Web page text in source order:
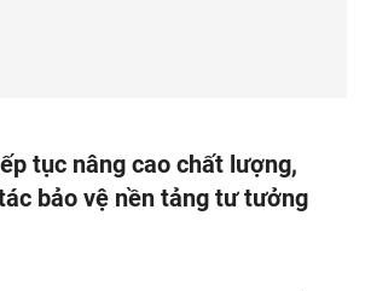
tục nâng cao chất lượng,
bảo vệ nền tảng tư tưởng